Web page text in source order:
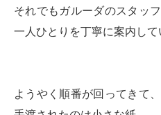
それでもガルーダのスタッ
一人ひとりを丁寧に案内して
ようやく順番が回ってきて